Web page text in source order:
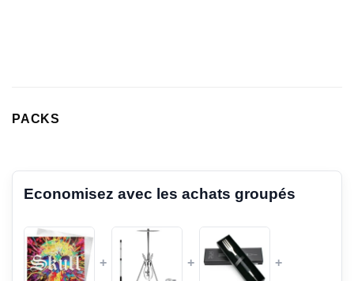
PACKS
Economisez avec les achats groupés
+ + +